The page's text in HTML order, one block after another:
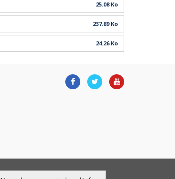
25.08 Ko
237.89 Ko
24.26 Ko
FacebookTwitterYoutube